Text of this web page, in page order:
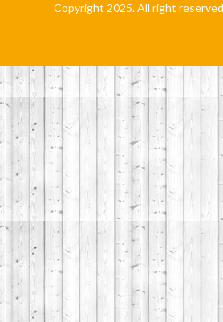
Copyright 2025. All right